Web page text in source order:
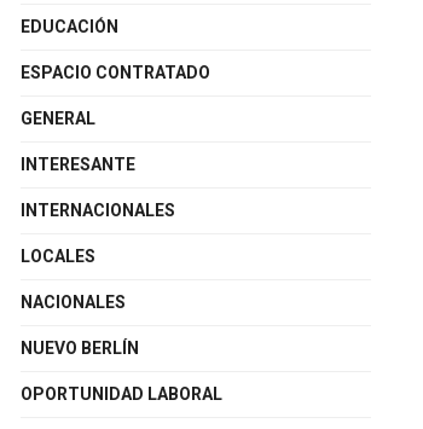
EDUCACIÓN
ESPACIO CONTRATADO
GENERAL
INTERESANTE
INTERNACIONALES
LOCALES
NACIONALES
NUEVO BERLÍN
OPORTUNIDAD LABORAL